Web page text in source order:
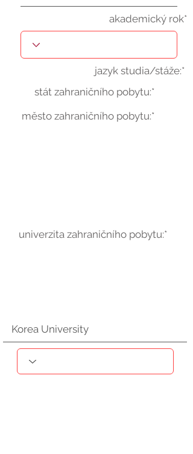
akademický rok*
jazyk studia/stáže:*
stát zahraničního pobytu:*
město zahraničního pobytu:*
univerzita zahraničního pobytu:*